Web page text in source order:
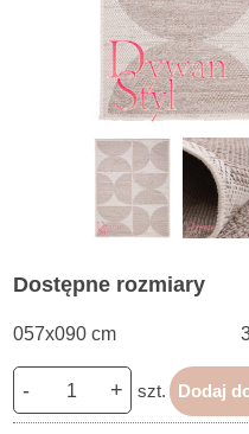
Dostępne rozmiary
057x090 cm
- + szt. Dodaj